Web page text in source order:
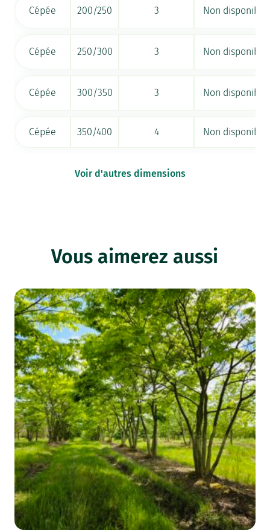
Cépée 200/250 3 Non disponible
Cépée 250/300 3 Non disponible
Cépée 300/350 3 Non disponible
Cépée 350/400 4 Non disponible
Voir d'autres dimensions
Vous aimerez aussi